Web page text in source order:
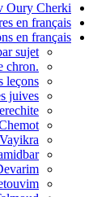
Oury Cherki
en français
en français
sujet
.Leçons par ordre chron
leçons
juives
Vayikra